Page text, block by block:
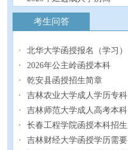
2025年白城继续教育专
2025年松原成人专升本
考生问答
北华大学函授报名（学习）
2026年公主岭函授本科
乾安县函授招生简章
吉林农业大学成人学历专科
吉林师范大学成人高考本科
长春工程学院函授本科招生
吉林财经大学函授学历需要